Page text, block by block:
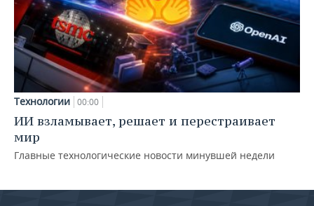
Технологии 00:00
ИИ взламывает, решает и перестраивает
мир
Главные технологические новости минувшей недели